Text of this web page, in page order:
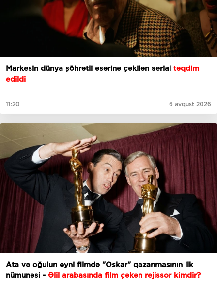
Markesin dünya şöhrətli əsərinə çəkilən serial təqdim
edildi
11:20 6 avqust 2026
Ata və oğulun eyni filmdə "Oskar" qazanmasının ilk
nümunəsi - Əlil arabasında film çəkən rejissor kimdir?